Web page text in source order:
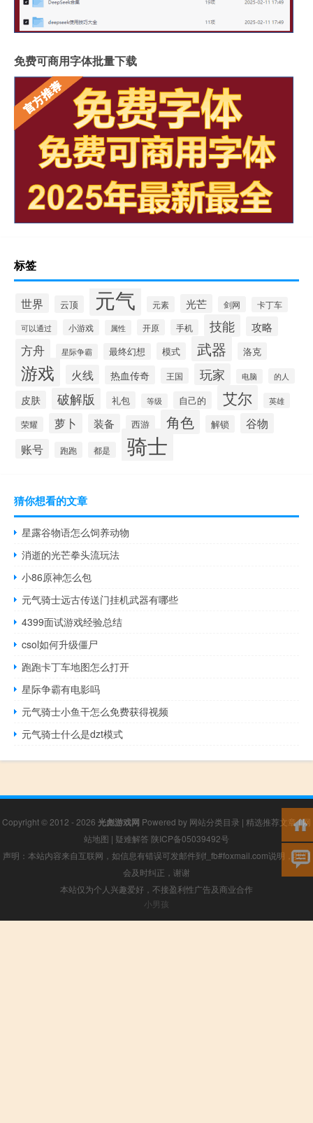
免费可商用字体批量下载
标签
世界 云顶 元气 元素 光芒 剑网 卡丁车
可以通过 小游戏 属性 开原 手机 技能 攻略
方舟 星际争霸 最终幻想 模式 武器 洛克
游戏 火线 热血传奇 王国 玩家 电脑 的人
皮肤 破解版 礼包 等级 自己的 艾尔 英雄
荣耀 萝卜 装备 西游 角色 解锁 谷物
账号 跑跑 都是 骑士
猜你想看的文章
星露谷物语怎么饲养动物
消逝的光芒拳头流玩法
小86原神怎么包
元气骑士远古传送门挂机武器有哪些
4399面试游戏经验总结
csol如何升级僵尸
跑跑卡丁车地图怎么打开
星际争霸有电影吗
元气骑士小鱼干怎么免费获得视频
元气骑士什么是dzt模式
Copyright © 2012 - 2026 光彪游戏网 Powered by 网站分类目录 | 精选推荐文章|网
站地图 | 疑难解答 陕ICP备05039492号
声明：本站内容来自互联网，如信息有错误可发邮件到f_fb#foxmail.com说明，我们
会及时纠正，谢谢
本站仅为个人兴趣爱好，不接盈利性广告及商业合作
小男孩